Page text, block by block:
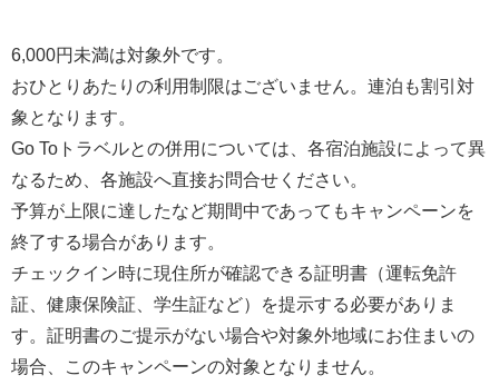
6,000円未満は対象外です。
おひとりあたりの利用制限はございません。連泊も割引対
象となります。
Go Toトラベルとの併用については、各宿泊施設によって異
なるため、各施設へ直接お問合せください。
予算が上限に達したなど期間中であってもキャンペーンを
終了する場合があります。
チェックイン時に現住所が確認できる証明書（運転免許
証、健康保険証、学生証など）を提示する必要がありま
す。証明書のご提示がない場合や対象外地域にお住まいの
場合、このキャンペーンの対象となりません。